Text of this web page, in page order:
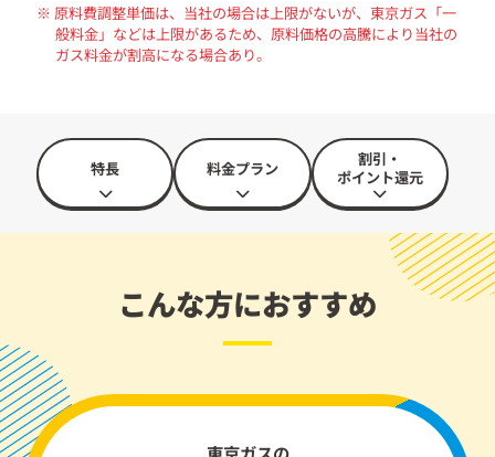
※ 原料費調整単価は、当社の場合は上限がないが、東京ガス「一
般料金」などは上限があるため、原料価格の高騰により当社の
ガス料金が割高になる場合あり。
特長 料金プラン
割引・
ポイント還元
こんな方におすすめ